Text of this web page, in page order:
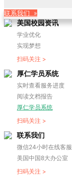
联系我们 »
美国校园资讯
学业优化
实现梦想
扫码关注 >
厚仁学员系统
实时查看服务进度
阅读文档报告
厚仁学员系统
扫码关注 >
联系我们
微信24小时在线客服
美国中国8大办公室
扫码关注 >